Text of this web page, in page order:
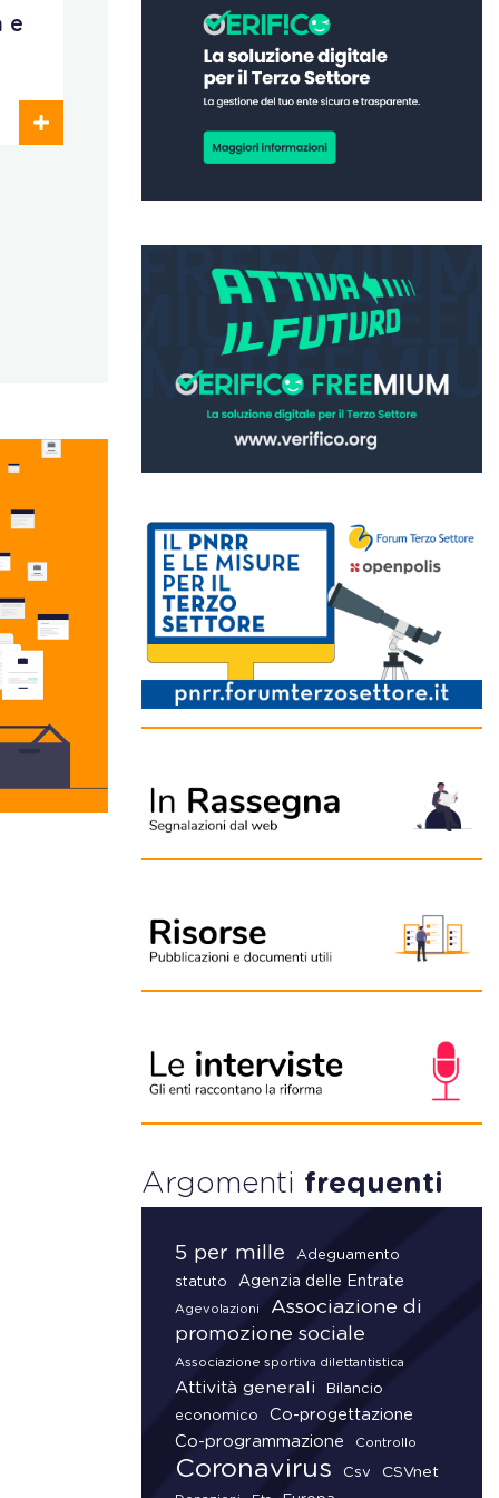
e
Argomenti frequenti
5 per mille
Adeguamento
statuto
Agenzia delle Entrate
Agevolazioni
Associazione di
promozione sociale
Associazione sportiva dilettantistica
Attività generali
Bilancio
economico
Co-progettazione
Co-programmazione
Controllo
Coronavirus Csv CSVnet